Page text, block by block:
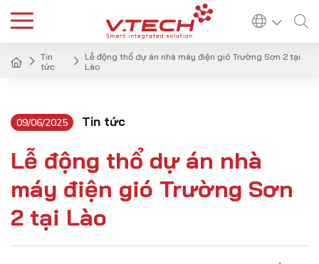
Tin
tức
Lễ động thổ dự án nhà máy điện gió Trường Sơn 2 tại
Lào
09/06/2025 Tin tức
Lễ động thổ dự án nhà
máy điện gió Trường Sơn
2 tại Lào